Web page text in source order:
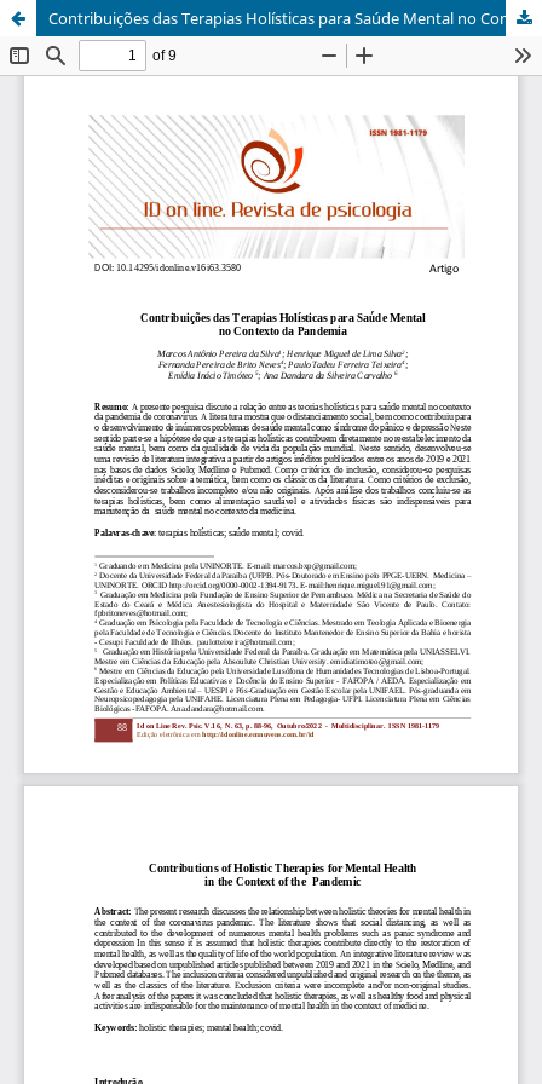
Contribuições das Terapias Holísticas para Saúde Mental no Contexto da Pandemia / Contributions of Holistic Therapies for Mental Health in the Context of the Pandemic